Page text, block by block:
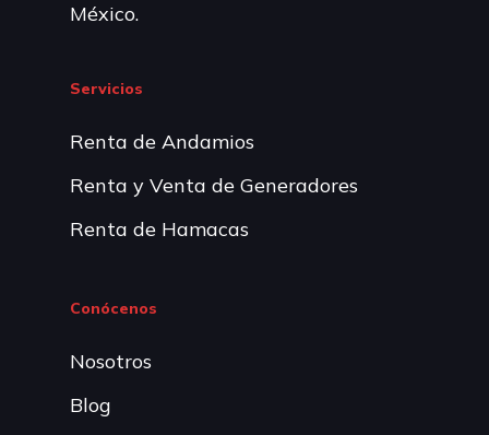
México.
Servicios
Renta de Andamios
Renta y Venta de Generadores
Renta de Hamacas
Conócenos
Nosotros
Blog